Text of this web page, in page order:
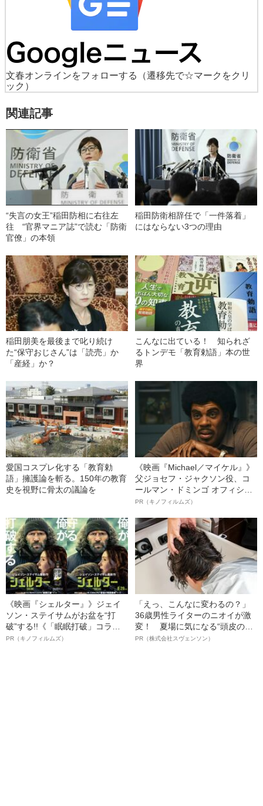
文春オンラインをフォローする
（遷移先で☆マークをクリ
ック）
関連記事
“失言の女王”稲田防相に右往左
往 “官界マニア誌”で読む「防衛
官僚」の本領
稲田防衛相辞任で「一件落着」
にはならない3つの理由
稲田朋美を最後まで叱り続け
た“保守おじさん”は「読売」か
「産経」か？
こんなに出ている！ 知られざ
るトンデモ「教育勅語」本の世
界
愛国コスプレ化する「教育勅
語」擁護論を斬る。150年の教育
史を視野に骨太の議論を
《映画『Michael／マイケル』》
父ジョセフ・ジャクソン役、コ
ールマン・ドミンゴ オフィシャ
ルインタビュー“観客を魅了した
語る”《日本興収70億円突破》
PR（キノフィルムズ）
《映画『シェルター』》ジェイ
ソン・ステイサムがお盆を“打
破”する!!《「眠眠打破」コラ
ボ》
PR（キノフィルムズ）
「えっ、こんなに変わるの？」
36歳男性ライターのニオイが激
変！ 夏場に気になる“頭皮のニ
オイ”や“ベタつき”を解消す
PR（株式会社スヴェンソン）